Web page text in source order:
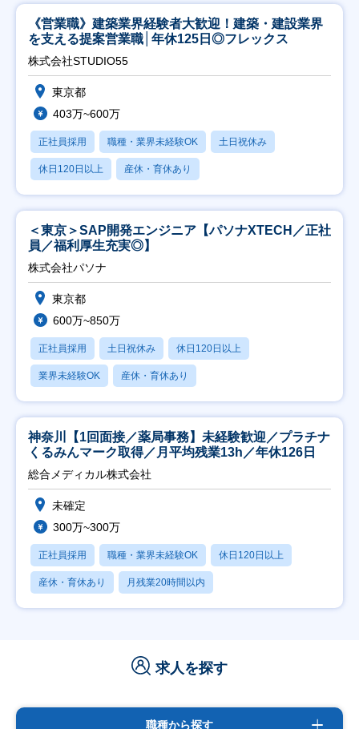
《営業職》建築業界経験者大歓迎！建築・建設業界
を支える提案営業職│年休125日◎フレックス
株式会社STUDIO55
東京都
403万~600万
正社員採用 職種・業界未経験OK 土日祝休み
休日120日以上 産休・育休あり
＜東京＞SAP開発エンジニア【パソナXTECH／正社
員／福利厚生充実◎】
株式会社パソナ
東京都
600万~850万
正社員採用 土日祝休み 休日120日以上
業界未経験OK 産休・育休あり
神奈川【1回面接／薬局事務】未経験歓迎／プラチナ
くるみんマーク取得／月平均残業13h／年休126日
総合メディカル株式会社
未確定
300万~300万
正社員採用 職種・業界未経験OK 休日120日以上
産休・育休あり 月残業20時間以内
求人を探す
職種から探す